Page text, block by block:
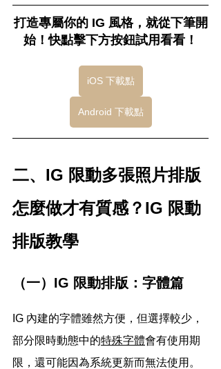
打造專屬你的 IG 風格，就從下筆開
始！快點擊下方按鈕試用看看！
iOS 下載點
Android 下載點
二、IG 限動多張照片排版
怎麼做才有質感？IG 限動
排版教學
（一）IG 限動排版：字體篇
IG 內建的字體雖然方便，但選擇較少，
部分限時動態中的特殊字體會有使用期
限，還可能因為系統更新而無法使用。